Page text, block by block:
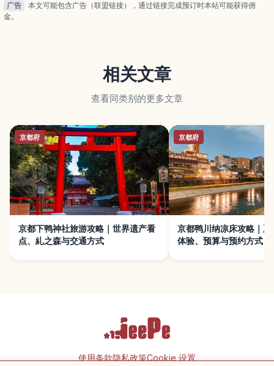
广告
本文可能包含广告（联盟链接），通过链接完成预订时本站可能获得佣
金。
相关文章
查看同类别的更多文章
京都府
京都下鸭神社旅游攻略｜世界遗产看
点、糺之森与交通方式
京都府
京都鸭川纳凉床攻略｜夏
体验、预算与预约方式
使用条款隐私政策Cookie 设置